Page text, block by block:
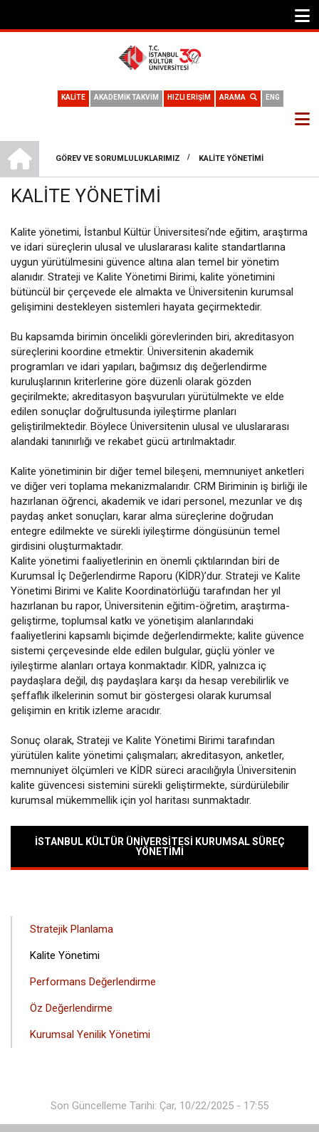
ENG
ARAMA
HIZLI ERİŞİM
AKADEMİK TAKVİM
KALİTE
SAYFA
YOLU
GÖREV VE SORUMLULUKLARIMIZ
/ KALITE YÖNETIMI
KALITE YÖNETIMI
Kalite yönetimi, İstanbul Kültür Üniversitesi’nde eğitim, araştırma
ve idari süreçlerin ulusal ve uluslararası kalite standartlarına
uygun yürütülmesini güvence altına alan temel bir yönetim
alanıdır. Strateji ve Kalite Yönetimi Birimi, kalite yönetimini
bütüncül bir çerçevede ele almakta ve Üniversitenin kurumsal
gelişimini destekleyen sistemleri hayata geçirmektedir.
Bu kapsamda birimin öncelikli görevlerinden biri, akreditasyon
süreçlerini koordine etmektir. Üniversitenin akademik
programları ve idari yapıları, bağımsız dış değerlendirme
kuruluşlarının kriterlerine göre düzenli olarak gözden
geçirilmekte; akreditasyon başvuruları yürütülmekte ve elde
edilen sonuçlar doğrultusunda iyileştirme planları
geliştirilmektedir. Böylece Üniversitenin ulusal ve uluslararası
alandaki tanınırlığı ve rekabet gücü artırılmaktadır.
Kalite yönetiminin bir diğer temel bileşeni, memnuniyet anketleri
ve diğer veri toplama mekanizmalarıdır. CRM Biriminin iş birliği ile
hazırlanan öğrenci, akademik ve idari personel, mezunlar ve dış
paydaş anket sonuçları, karar alma süreçlerine doğrudan
entegre edilmekte ve sürekli iyileştirme döngüsünün temel
girdisini oluşturmaktadır.
Kalite yönetimi faaliyetlerinin en önemli çıktılarından biri de
Kurumsal İç Değerlendirme Raporu (KİDR)’dur. Strateji ve Kalite
Yönetimi Birimi ve Kalite Koordinatörlüğü tarafından her yıl
hazırlanan bu rapor, Üniversitenin eğitim-öğretim, araştırma-
geliştirme, toplumsal katkı ve yönetişim alanlarındaki
faaliyetlerini kapsamlı biçimde değerlendirmekte; kalite güvence
sistemi çerçevesinde elde edilen bulgular, güçlü yönler ve
iyileştirme alanları ortaya konmaktadır. KİDR, yalnızca iç
paydaşlara değil, dış paydaşlara karşı da hesap verebilirlik ve
şeffaflık ilkelerinin somut bir göstergesi olarak kurumsal
gelişimin en kritik izleme aracıdır.
Sonuç olarak, Strateji ve Kalite Yönetimi Birimi tarafından
yürütülen kalite yönetimi çalışmaları; akreditasyon, anketler,
memnuniyet ölçümleri ve KİDR süreci aracılığıyla Üniversitenin
kalite güvencesi sistemini sürekli geliştirmekte, sürdürülebilir
kurumsal mükemmellik için yol haritası sunmaktadır.
İSTANBUL KÜLTÜR ÜNIVERSITESI KURUMSAL SÜREÇ
YÖNETIMI
ANA
MENÜSÜ
Stratejik Planlama
Kalite Yönetimi
Performans Değerlendirme
Öz Değerlendirme
Kurumsal Yenilik Yönetimi
Son Güncelleme Tarihi: Çar, 10/22/2025 - 17:55